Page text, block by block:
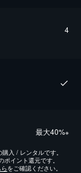
4
最⼤40%※
入 / レンタルです。
イント還元です。
をご確認ください。